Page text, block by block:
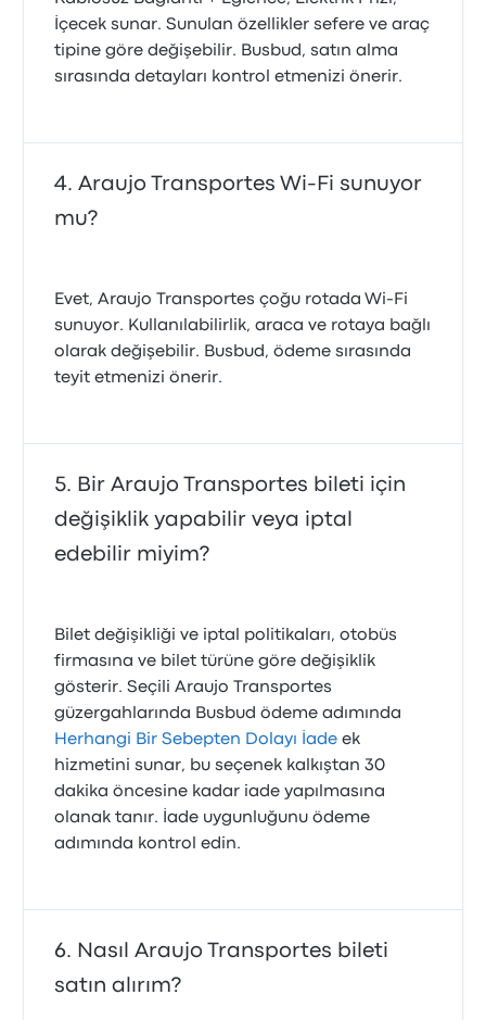
İçecek sunar. Sunulan özellikler sefere ve araç
tipine göre değişebilir. Busbud, satın alma
sırasında detayları kontrol etmenizi önerir.
Araujo Transportes Wi-Fi sunuyor
mu?
Evet, Araujo Transportes çoğu rotada Wi‑Fi
sunuyor. Kullanılabilirlik, araca ve rotaya bağlı
olarak değişebilir. Busbud, ödeme sırasında
teyit etmenizi önerir.
Bir Araujo Transportes bileti için
değişiklik yapabilir veya iptal
edebilir miyim?
Bilet değişikliği ve iptal politikaları, otobüs
firmasına ve bilet türüne göre değişiklik
gösterir. Seçili Araujo Transportes
güzergahlarında Busbud ödeme adımında
Herhangi Bir Sebepten Dolayı İade ek
hizmetini sunar, bu seçenek kalkıştan 30
dakika öncesine kadar iade yapılmasına
olanak tanır. İade uygunluğunu ödeme
adımında kontrol edin.
Nasıl Araujo Transportes bileti
satın alırım?